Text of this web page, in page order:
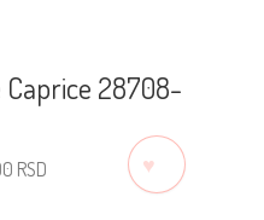
Caprice 28708-
RSD
6.250,00 RSD.